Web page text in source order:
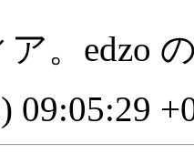
。edzo
09:05:29